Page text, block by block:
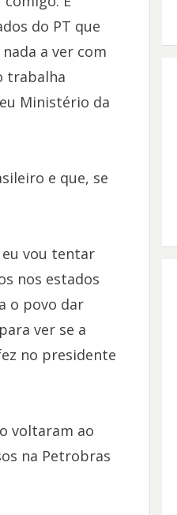
do PT que
a ver com
trabalha
Ministério da
e que, se
vou tentar
nos estados
o povo dar
ver se a
no presidente
voltaram ao
na Petrobras